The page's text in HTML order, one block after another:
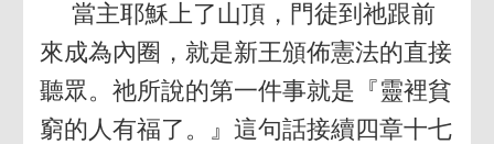
當主耶穌上了山頂，門徒到祂跟前
來成為內圈，就是新王頒佈憲法的直接
聽眾。祂所說的第一件事就是『靈裡貧
窮的人有福了。』這句話接續四章十七